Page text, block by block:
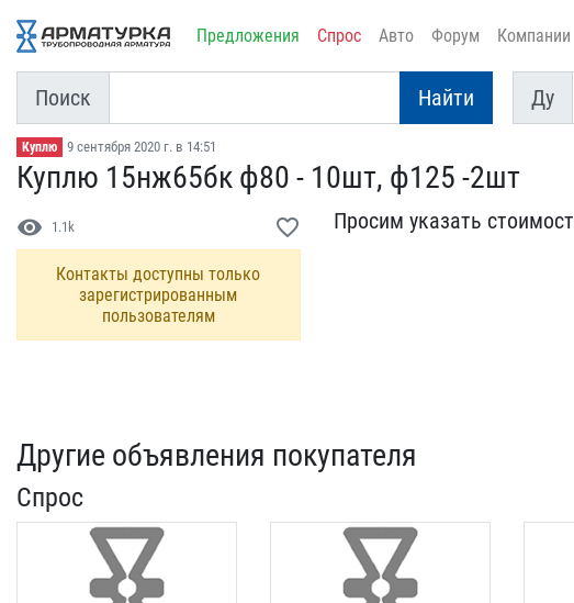
Предложения Спрос Авто Форум Компании
Поиск Найти
Ду
Ду
Куплю 9 сентября 2020 г. в 14:51
Куплю 15нж65бк ф80 - 10ш​т, ф125 -2шт
visibility 1.1k favorite_border
Контакты доступны только
зарегистрированным
пользователям
Просим указать
Другие объявления покупателя
Спрос